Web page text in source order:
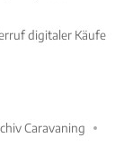
digitaler Käufe
Caravaning